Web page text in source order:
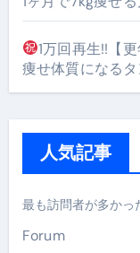
1万回再生!!【
痩せ体質になるタ
人気記事
最も訪問者が多か
Forum